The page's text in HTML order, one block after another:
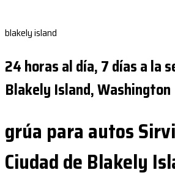
blakely island
24 horas al día, 7 días a la
Blakely Island, Washington
grúa para autos
Ciudad de Blakely